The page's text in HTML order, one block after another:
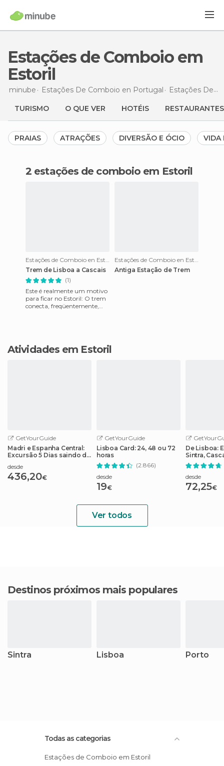
Estações de Comboio em
Estoril
minube Estações De Comboio en Portugal Estações De Comboio en
TURISMO O QUE VER HOTÉIS RESTAURANTES
PRAIAS ATRAÇÕES DIVERSÃO E ÓCIO VIDA
2 estações de comboio em Estoril
Estações de Comboio en Estoril
Trem de Lisboa a Cascais
(1)
Este é realmente um motivo
para ficar no Estoril: O trem
conecta, freqüentemente,
Estações de Comboio en Estoril
Antiga Estação de Trem
Atividades em Estoril
GetYourGuide
Madri e Espanha Central:
Excursão 5 Dias saindo de
desde
436,20€
GetYourGuide
Lisboa Card: 24, 48 ou 72
horas
(2.866)
desde
19€
De Lisboa:
Sintra,
Roca
desde
72,25€
Ver todos
Destinos próximos mais populares
Sintra Lisboa Porto
Todas as categorias
Estações de Comboio em Estoril